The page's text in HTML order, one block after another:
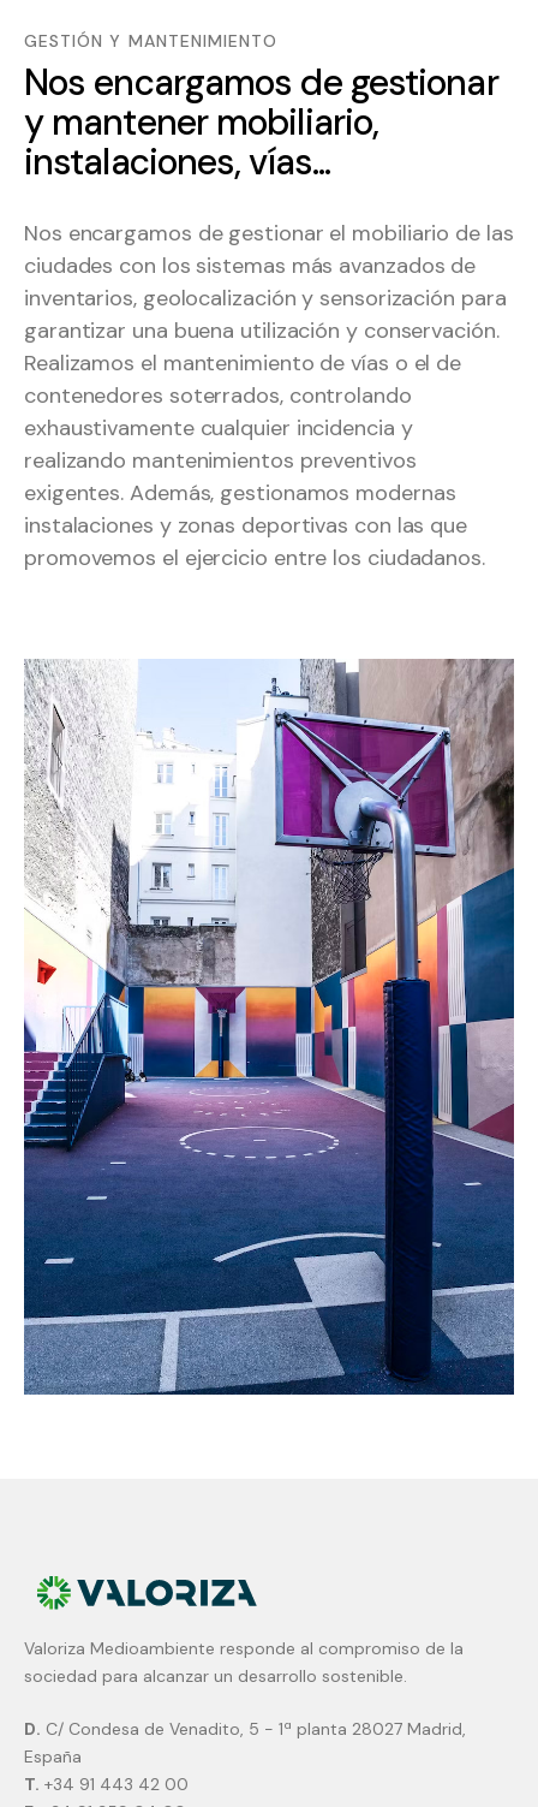
GESTIÓN Y MANTENIMIENTO
Nos encargamos de gestionar
y mantener mobiliario,
instalaciones, vías...
Nos encargamos de gestionar el mobiliario de las
ciudades con los sistemas más avanzados de
inventarios, geolocalización y sensorización para
garantizar una buena utilización y conservación.
Realizamos el mantenimiento de vías o el de
contenedores soterrados, controlando
exhaustivamente cualquier incidencia y
realizando mantenimientos preventivos
exigentes. Además, gestionamos modernas
instalaciones y zonas deportivas con las que
promovemos el ejercicio entre los ciudadanos.
Valoriza Medioambiente responde al compromiso de la
sociedad para alcanzar un desarrollo sostenible.
D. C/ Condesa de Venadito, 5 - 1ª planta 28027 Madrid,
España
T. +34 91 443 42 00